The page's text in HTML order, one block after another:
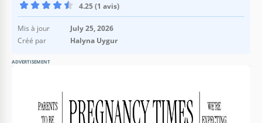
4.25 (1 avis)
Mis à jour
July 25, 2026
Créé par
Halyna Uygur
ADVERTISEMENT